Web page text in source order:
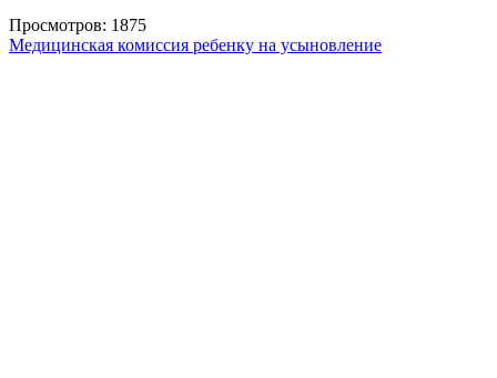
Просмотров: 1875
Медицинская комиссия ребенку на усыновление